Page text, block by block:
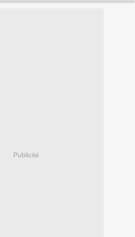
Publicité